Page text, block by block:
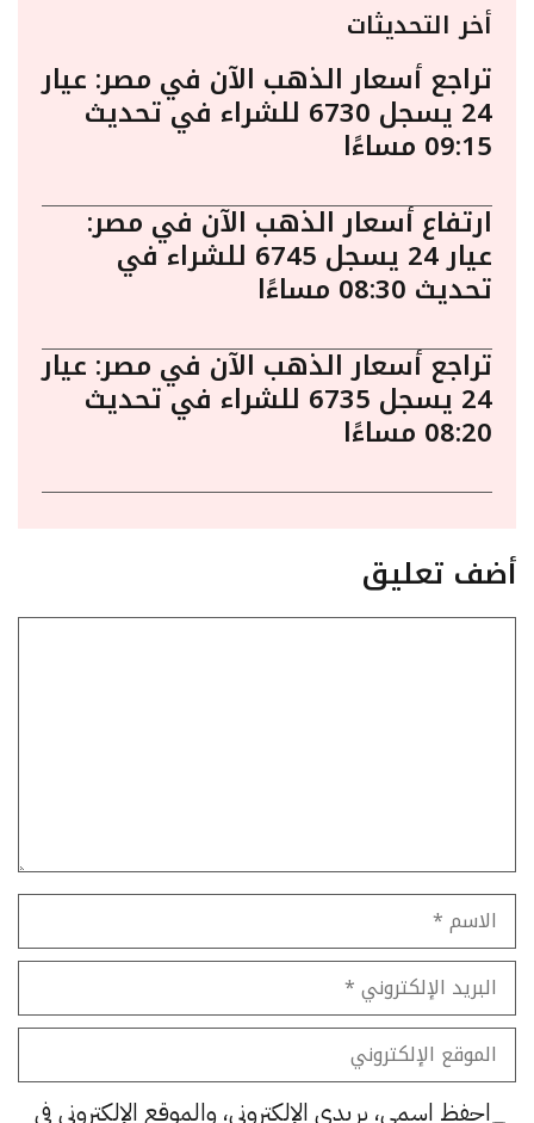
أخر التحديثات
تراجع أسعار الذهب الآن في مصر: عيار
24 يسجل 6730 للشراء في تحديث
09:15 مساءًا
ارتفاع أسعار الذهب الآن في مصر:
عيار 24 يسجل 6745 للشراء في
تحديث 08:30 مساءًا
تراجع أسعار الذهب الآن في مصر: عيار
24 يسجل 6735 للشراء في تحديث
08:20 مساءًا
أضف تعليق
الاسم
البريد
الإلكتروني
الموقع
الإلكتروني
احفظ اسمي، بريدي الإلكتروني، والموقع الإلكتروني في